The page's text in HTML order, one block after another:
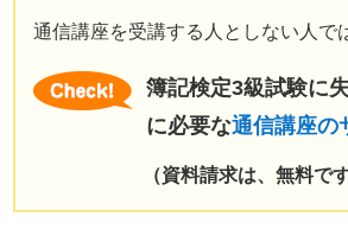
通信講座を受講する人としない人で
簿記検定3級試験に
に必要な通信講座の
（資料請求は、無料で